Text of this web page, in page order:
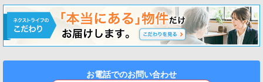
お電話でのお問い合わせ